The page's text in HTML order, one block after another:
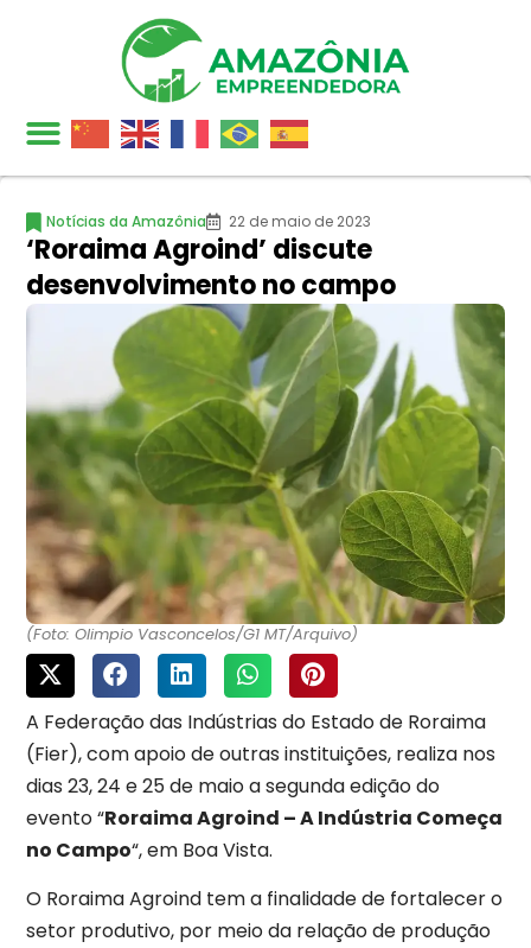
Notícias da Amazônia 22 de maio de 2023
‘Roraima Agroind’ discute
desenvolvimento no campo
(Foto: Olimpio Vasconcelos/G1 MT/Arquivo)
A Federação das Indústrias do Estado de Roraima
(Fier), com apoio de outras instituições, realiza nos
dias 23, 24 e 25 de maio a segunda edição do
evento “Roraima Agroind – A Indústria Começa
no Campo“, em Boa Vista.
O Roraima Agroind tem a finalidade de fortalecer o
setor produtivo, por meio da relação de produção